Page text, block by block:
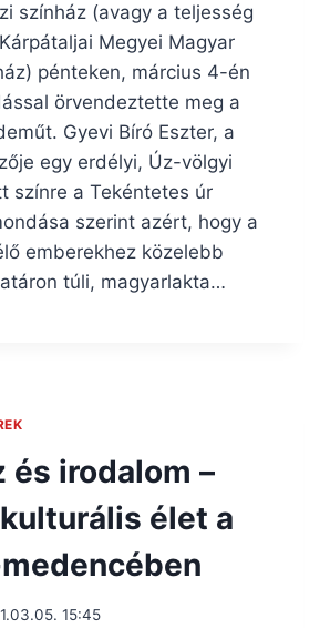
színház (avagy a teljesség
Megyei Magyar
pénteken, március 4-én
örvendeztette meg a
Gyevi Bíró Eszter, a
egy erdélyi, Úz-völgyi
színre a Tekéntetes úr
szerint azért, hogy a
emberekhez közelebb
túli, magyarlakta…
és irodalom –
élet a
15:45